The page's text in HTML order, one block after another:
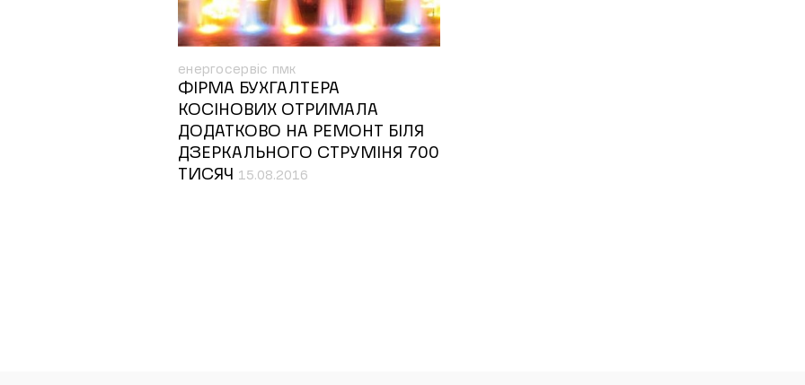
енергосервіс пмк
ФІРМА БУХГАЛТЕРА
КОСІНОВИХ ОТРИМАЛА
ДОДАТКОВО НА РЕМОНТ БІЛЯ
ДЗЕРКАЛЬНОГО СТРУМІНЯ 700
ТИСЯЧ
15.08.2016